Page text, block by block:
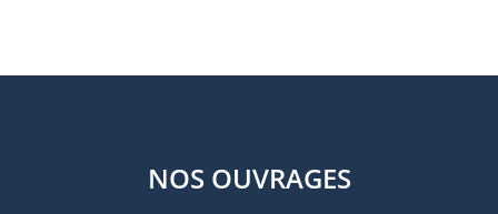
NOS OUVRAGES